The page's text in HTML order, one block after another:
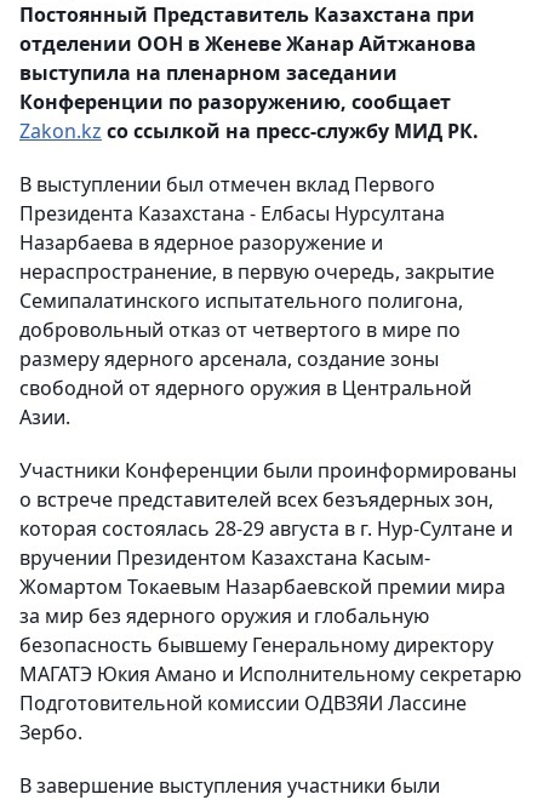
Постоянный Представитель Казахстана при
отделении ООН в Женеве Жанар Айтжанова
выступила на пленарном заседании
Конференции по разоружению, сообщает
Zakon.kz со ссылкой на пресс-службу МИД РК.
В выступлении был отмечен вклад Первого
Президента Казахстана - Елбасы Нурсултана
Назарбаева в ядерное разоружение и
нераспространение, в первую очередь, закрытие
Семипалатинского испытательного полигона,
добровольный отказ от четвертого в мире по
размеру ядерного арсенала, создание зоны
свободной от ядерного оружия в Центральной
Азии.
Участники Конференции были проинформированы
о встрече представителей всех безъядерных зон,
которая состоялась 28-29 августа в г. Нур-Султане и
вручении Президентом Казахстана Касым-
Жомартом Токаевым Назарбаевской премии мира
за мир без ядерного оружия и глобальную
безопасность бывшему Генеральному директору
МАГАТЭ Юкия Амано и Исполнительному секретарю
Подготовительной комиссии ОДВЗЯИ Лассине
Зербо.
В завершение выступления участники были